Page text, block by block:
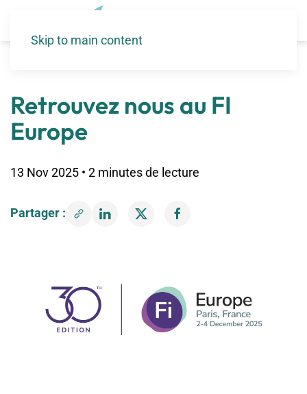
Skip to main content
Retrouvez nous au FI
Europe
13 Nov 2025 • 2 minutes de lecture
Partager :